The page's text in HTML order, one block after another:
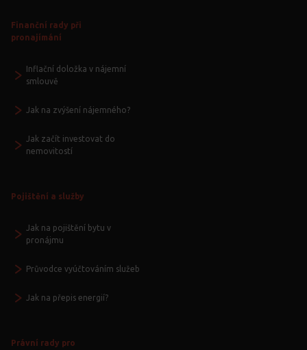
Finanční rady při
pronajímání
Inflační doložka v nájemní
smlouvě
Jak na zvýšení nájemného?
Jak začít investovat do
nemovitostí
Pojištění a služby
Jak na pojištění bytu v
pronájmu
Průvodce vyúčtováním služeb
Jak na přepis energií?
Právní rady pro